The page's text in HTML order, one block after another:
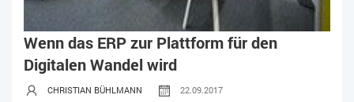
Wenn das ERP zur Plattform für den
Digitalen Wandel wird
CHRISTIAN BÜHLMANN 22.09.2017